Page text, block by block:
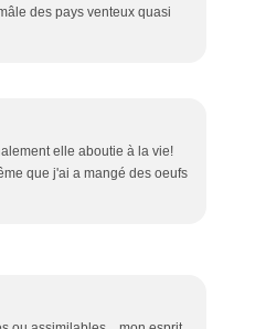
des pays venteux quasi
elle aboutie à la vie!
que j'ai a mangé des oeufs